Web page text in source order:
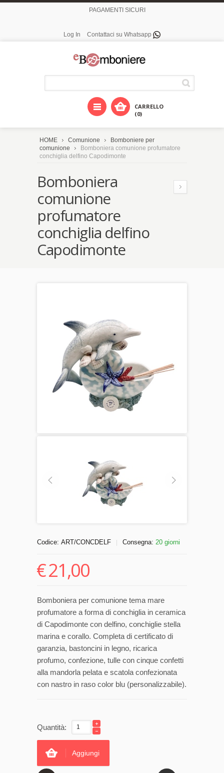
PAGAMENTI SICURI
Log In Contattaci su Whatsapp
CARRELLO
(0)
HOME Comunione
Bomboniere per
comunione
Bomboniera comunione profumatore
conchiglia delfino Capodimonte
Bomboniera
comunione
profumatore
conchiglia delfino
Capodimonte
Codice: ART/CONCDELF Consegna: 20 giorni
€21,00
Bomboniera per comunione tema mare
profumatore a forma di conchiglia in ceramica
di Capodimonte con delfino, conchiglie stella
marina e corallo. Completa di certificato di
garanzia, bastoncini in legno, ricarica
profumo, confezione, tulle con cinque confetti
alla mandorla pelata e scatola confezionata
con nastro in raso color blu (personalizzabile).
Quantità:
Aggiungi